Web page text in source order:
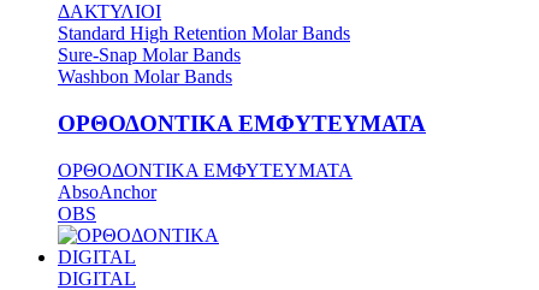
ΔΑΚΤΥΛΙΟΙ
Standard High Retention Molar Bands
Sure-Snap Molar Bands
Washbon Molar Bands
ΟΡΘΟΔΟΝΤΙΚΑ ΕΜΦΥΤΕΥΜΑΤΑ
ΟΡΘΟΔΟΝΤΙΚΑ ΕΜΦΥΤΕΥΜΑΤΑ
AbsoAnchor
OBS
DIGITAL
DIGITAL